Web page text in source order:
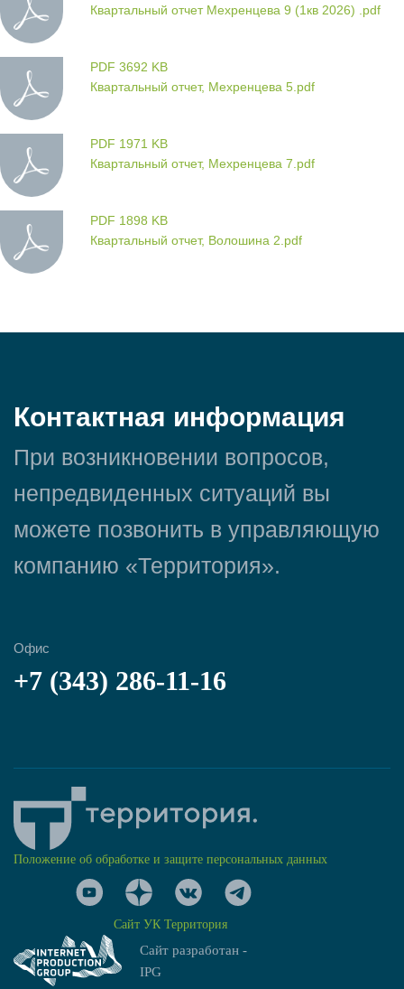
Квартальный отчет Мехренцева 9 (1кв 2026) .pdf
PDF 3692 KB
Квартальный отчет, Мехренцева 5.pdf
PDF 1971 KB
Квартальный отчет, Мехренцева 7.pdf
PDF 1898 KB
Квартальный отчет, Волошина 2.pdf
Контактная информация
При возникновении вопросов,
непредвиденных ситуаций вы
можете позвонить в управляющую
компанию «Территория».
Офис
+7 (343) 286-11-16
Положение об обработке и защите персональных данных
Сайт УК Территория
Сайт разработан -
IPG